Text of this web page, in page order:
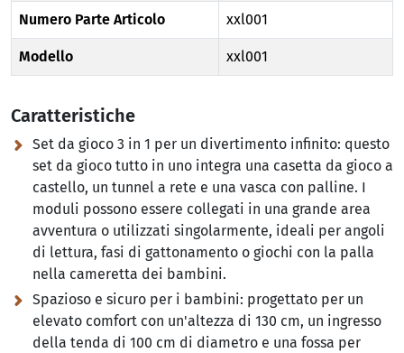
Numero Parte Articolo xxl001
Modello xxl001
Caratteristiche
Set da gioco 3 in 1 per un divertimento infinito: questo
set da gioco tutto in uno integra una casetta da gioco a
castello, un tunnel a rete e una vasca con palline. I
moduli possono essere collegati in una grande area
avventura o utilizzati singolarmente, ideali per angoli
di lettura, fasi di gattonamento o giochi con la palla
nella cameretta dei bambini.
Spazioso e sicuro per i bambini: progettato per un
elevato comfort con un'altezza di 130 cm, un ingresso
della tenda di 100 cm di diametro e una fossa per